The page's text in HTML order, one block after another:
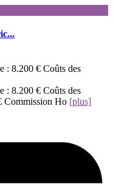
: 8.200 € Coûts des
: 8.200 € Coûts des
Commission Ho [plus]